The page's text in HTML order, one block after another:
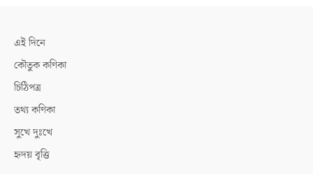
এই দিনে
কৌতুক কণিকা
চিঠিপত্র
তথ্য কণিকা
সুখে দুঃখে
হৃদয় বৃত্তি